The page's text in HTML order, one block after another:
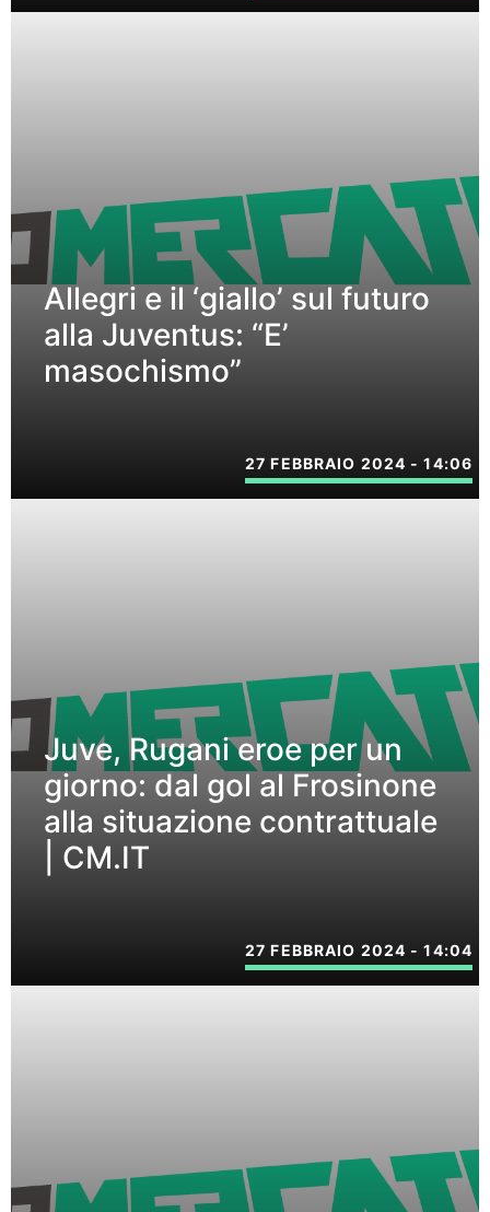
Allegri e il ‘giallo’ sul futuro
alla Juventus: “E’
masochismo”
27 FEBBRAIO 2024 - 14:06
Juve, Rugani eroe per un
giorno: dal gol al Frosinone
alla situazione contrattuale
| CM.IT
27 FEBBRAIO 2024 - 14:04